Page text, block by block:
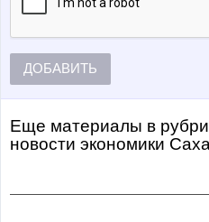
ДОБАВИТЬ
Еще материалы в
Новости экономики